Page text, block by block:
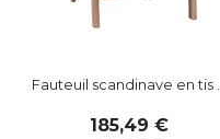
Fauteuil scandinave en tis ...
185,49